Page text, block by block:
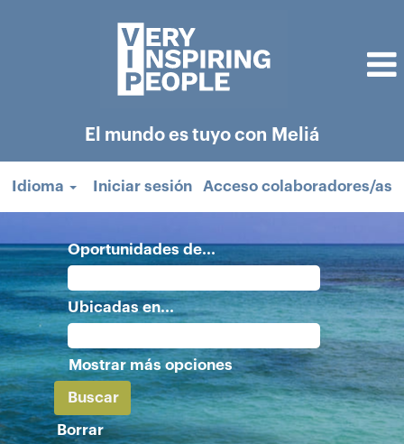
El mundo es tuyo con Meliá
Idioma Iniciar sesión Acceso colaboradores/as
Oportunidades de...
Ubicadas en...
Mostrar más opciones
Borrar